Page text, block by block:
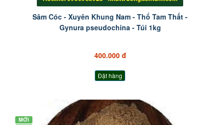
Sâm Cóc - Xuyên Khung Nam - Thổ Tam Thất -
Gynura pseudochina - Túi 1kg
400.000 đ
Đặt hàng
MỚI